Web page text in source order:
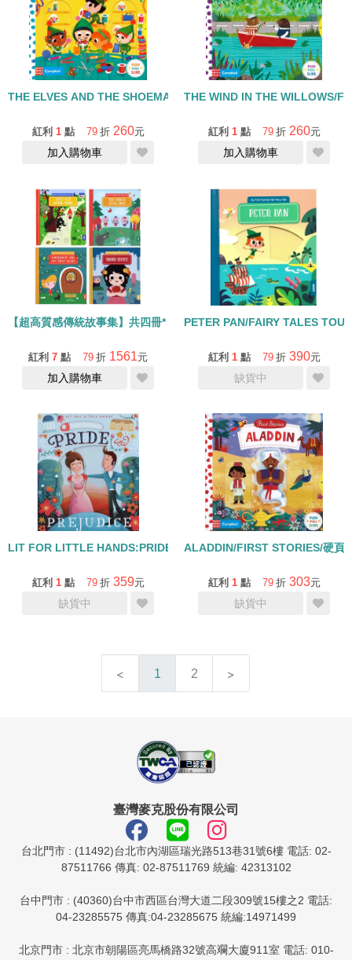
THE ELVES AND THE SHOEMAKER/FIRST STORIES/硬頁拉拉書
紅利 1 點 79 折 260元
加入購物車
THE WIND IN THE WILLOWS/
紅利 1 點 79 折 260元
加入購物車
【超高質感傳統故事集】共四冊* 結帳輸入SUMMER618.享特惠價
紅利 7 點 79 折 1561元
加入購物車
PETER PAN/FAIRY TALES
紅利 1 點 79 折 390元
缺貨中
LIT FOR LITTLE HANDS:PRIDE AND PREJUDICE/硬頁操作書
紅利 1 點 79 折 359元
缺貨中
ALADDIN/FIRST STORIES/硬頁
紅利 1 點 79 折 303元
缺貨中
1 2
臺灣麥克股份有限公司
台北門市 : (11492)台北市內湖區瑞光路513巷31號6樓 電話: 02-
87511766 傳真: 02-87511769 統編: 42313102
台中門市 : (40360)台中市西區台灣大道二段309號15樓之2 電話:
04-23285575 傳真:04-23285675 統編:14971499
北京門市 : 北京市朝陽區亮馬橋路32號高斕大廈911室 電話: 010-